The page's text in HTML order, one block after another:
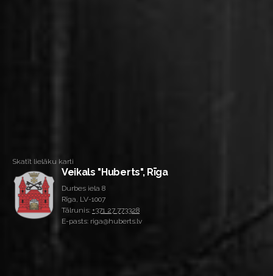
Skatīt lielāku karti
Veikals "Huberts", Rīga
Durbes iela 8
Rīga, LV-1007
Tālrunis: +371 27 773328
E-pasts: riga@huberts.lv